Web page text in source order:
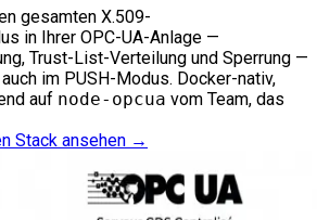
gesamten X.509-
in Ihrer OPC-UA-Anlage —
Trust-List-Verteilung und Sperrung —
im PUSH-Modus. Docker-nativ,
auf node-opcua vom Team, das
Stack ansehen →